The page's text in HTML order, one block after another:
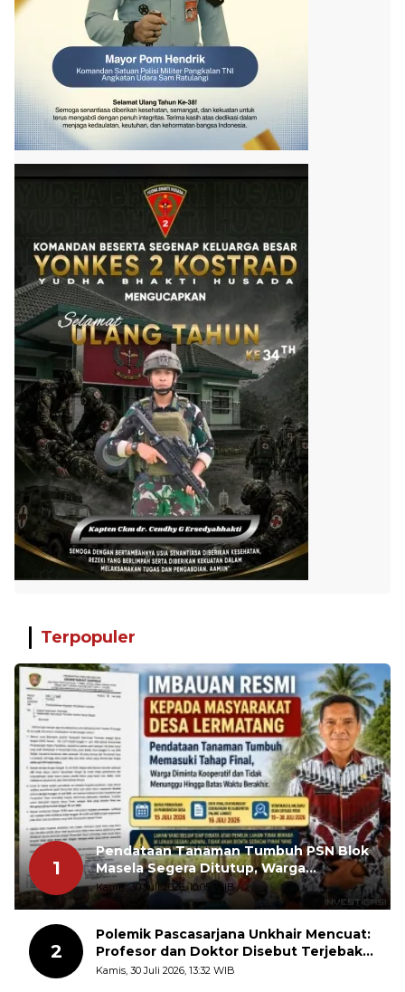
Terpopuler
1
Pendataan Tanaman Tumbuh PSN Blok
Masela Segera Ditutup, Warga
Lermatang Diminta Tidak Menunda
Kamis, 30 Juli 2026, 10:05 WIB
2
Polemik Pascasarjana Unkhair Mencuat:
Profesor dan Doktor Disebut Terjebak
dalam Rutinitas Akademik Akhir Pekan
Kamis, 30 Juli 2026, 13:32 WIB